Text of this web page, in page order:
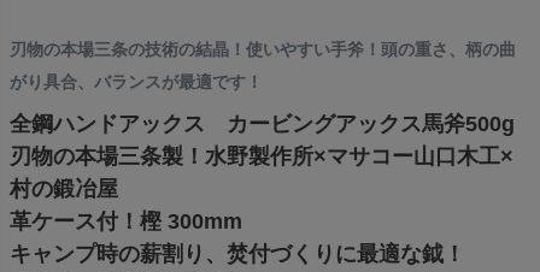
刃物の本場三条の技術の結晶！使いやすい手斧！頭の重さ、柄の曲
がり具合、バランスが最適です！
全鋼ハンドアックス カービングアックス馬斧500g
刃物の本場三条製！水野製作所×マサコー山口木工×
村の鍛冶屋
革ケース付！樫 300mm
キャンプ時の薪割り、焚付づくりに最適な鉞！